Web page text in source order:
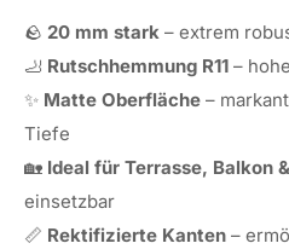
🪨 20 mm stark – extrem
🦶 Rutschhemmung R11 –
✨ Matte Oberfläche –
Tiefe
🏡 Ideal für Terrasse, Balkon
einsetzbar
📏 Rektifizierte Kanten –